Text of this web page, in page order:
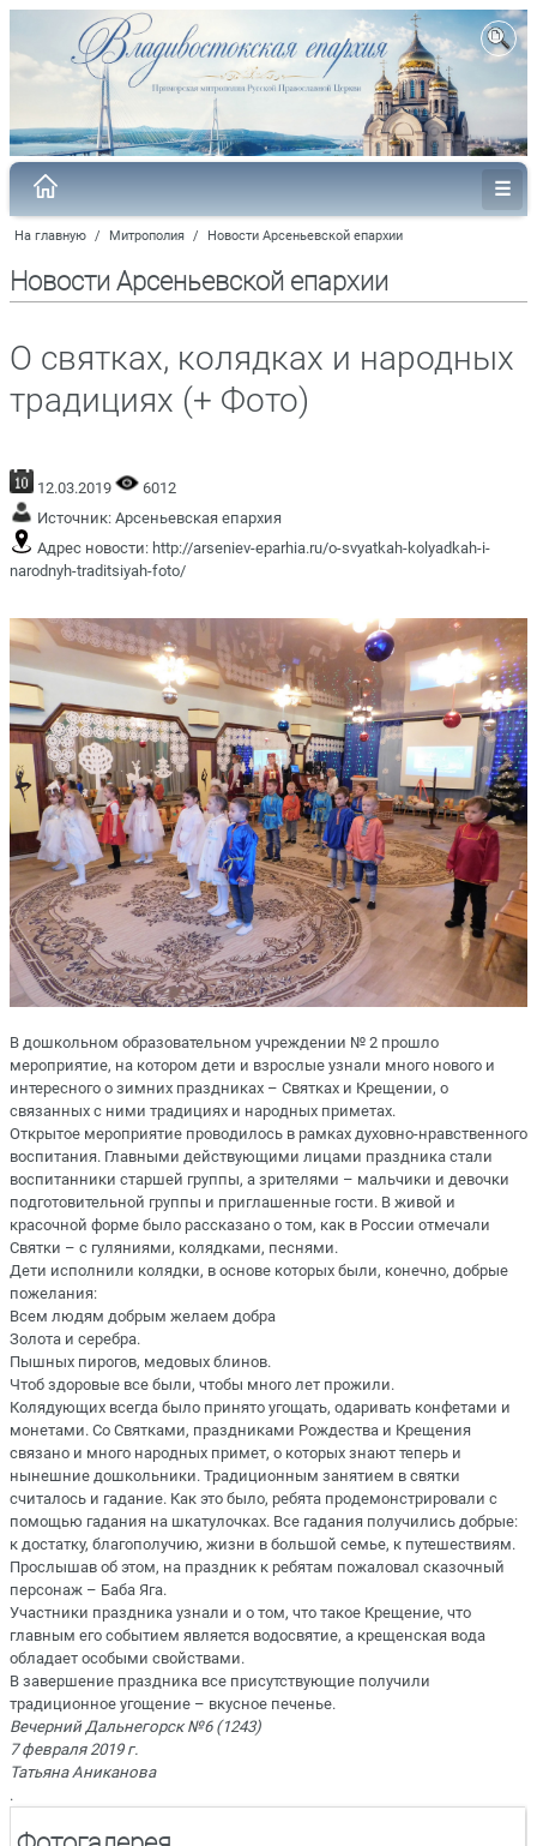
На главную / Митрополия / Новости Арсеньевской епархии
Новости Арсеньевской епархии
О святках, колядках и народных
традициях (+ Фото)
12.03.2019
6012
Источник: Арсеньевская епархия
Адрес новости: http://arseniev-eparhia.ru/o-svyatkah-kolyadkah-i-
narodnyh-traditsiyah-foto/
В дошкольном образовательном учреждении № 2 прошло
мероприятие, на котором дети и взрослые узнали много нового и
интересного о зимних праздниках – Святках и Крещении, о
связанных с ними традициях и народных приметах.
Открытое мероприятие проводилось в рамках духовно-нравственного
воспитания. Главными действующими лицами праздника стали
воспитанники старшей группы, а зрителями – мальчики и девочки
подготовительной группы и приглашенные гости. В живой и
красочной форме было рассказано о том, как в России отмечали
Святки – с гуляниями, колядками, песнями.
Дети исполнили колядки, в основе которых были, конечно, добрые
пожелания:
Всем людям добрым желаем добра
Золота и серебра.
Пышных пирогов, медовых блинов.
Чтоб здоровые все были, чтобы много лет прожили.
Колядующих всегда было принято угощать, одаривать конфетами и
монетами. Со Святками, праздниками Рождества и Крещения
связано и много народных примет, о которых знают теперь и
нынешние дошкольники. Традиционным занятием в святки
считалось и гадание. Как это было, ребята продемонстрировали с
помощью гадания на шкатулочках. Все гадания получились добрые:
к достатку, благополучию, жизни в большой семье, к путешествиям.
Прослышав об этом, на праздник к ребятам пожаловал сказочный
персонаж – Баба Яга.
Участники праздника узнали и о том, что такое Крещение, что
главным его событием является водосвятие, а крещенская вода
обладает особыми свойствами.
В завершение праздника все присутствующие получили
традиционное угощение – вкусное печенье.
Вечерний Дальнегорск №6 (1243)
7 февраля 2019 г.
Татьяна Аниканова
.